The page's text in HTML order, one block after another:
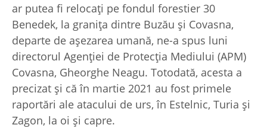
ar putea fi relocați pe fondul forestier 30
Benedek, la granița dintre Buzău și Covasna,
departe de așezarea umană, ne-a spus luni
directorul Agenției de Protecția Mediului (APM)
Covasna, Gheorghe Neagu. Totodată, acesta a
precizat și că în martie 2021 au fost primele
raportări ale atacului de urs, în Estelnic, Turia și
Zagon, la oi și capre.